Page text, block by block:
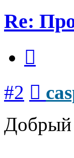
Re:
#2
Добрый